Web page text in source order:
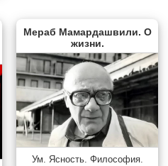
Мераб Мамардашвили. О
жизни.
Ум. Ясность. Философия.